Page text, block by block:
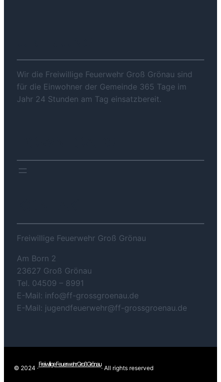
Wir die Freiwillige Feuerwehr Groß Grönau sind
für die Einwohner der Gemeinde 365 Tage im
Jahr 24 Stunden am Tag einsatzbereit.
Freiwillige Feuerwehr Groß Grönau
Am Born 2
23627 Groß Grönau
Tel. 04509 – 8991
E-Mail: info@ff-grossgroenau.de
E-Mail: jugendfeuerwehr@ff-grossgroenau.de
© 2024 ·
Freiwilige Feuerwehr Groß Grönau
· All rights reserved